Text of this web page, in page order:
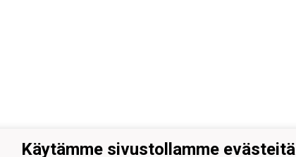
Käytämme sivustollamme evästeitä